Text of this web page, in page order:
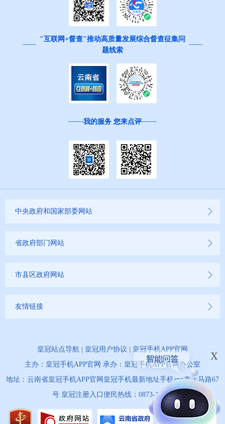
"互联网+督查"推动高质量发展综合督查征集问
题线索
我的服务 您来点评
中央政府和国家部委网站
省政府部门网站
市县区政府网站
友情链接
皇冠站点导航 皇冠用户协议
皇冠手机APP官网
主办：皇冠手机APP官网 承办：皇冠手机APP官网办公室
地址：云南省皇冠手机APP官网皇冠手机最新地址手机app市天马路67
号 皇冠注册入口便民热线：0873-12345
x